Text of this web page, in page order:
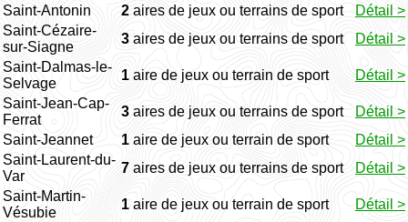
Saint-Antonin
2 aires de jeux ou terrains de sport
Détail >
Saint-Cézaire-
sur-Siagne
3 aires de jeux ou terrains de sport
Détail >
Saint-Dalmas-le-
Selvage
1 aire de jeux ou terrain de sport
Détail >
Saint-Jean-Cap-
Ferrat
3 aires de jeux ou terrains de sport
Détail >
Saint-Jeannet
1 aire de jeux ou terrain de sport
Détail >
Saint-Laurent-du-
Var
7 aires de jeux ou terrains de sport
Détail >
Saint-Martin-
Vésubie
1 aire de jeux ou terrain de sport
Détail >